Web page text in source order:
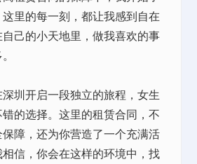
里的每一刻，都让我感到自在
己的小天地里，做我喜欢的事
开启一段独立的旅程，女生
的选择。这里的租赁合同，不
障，还为你营造了一个充满活
信，你会在这样的环境中，找